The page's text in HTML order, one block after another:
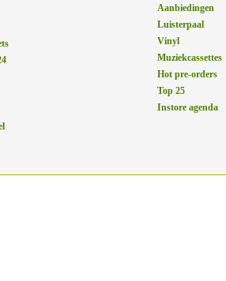
Aanbiedingen
Luisterpaal
Vinyl
Muziekcassettes
Hot pre-orders
Top 25
Instore agenda